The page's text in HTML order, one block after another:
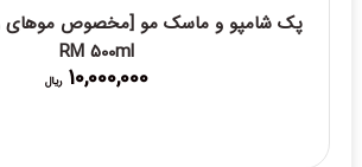
پک شامپو و ماسک مو [مخصوص موهای
RM 500ml
10,000,000 ریال